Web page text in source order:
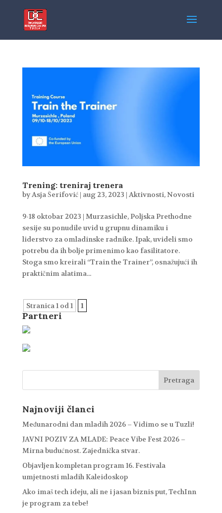
Trening: treniraj trenera
byAsja Šerifović| aug 23, 2023 | Aktivnosti,Novosti
9-18 oktobar 2023 | Murzasichle, Poljska Prethodne
sesije su ponudile uvid u grupnu dinamiku i
liderstvo za omladinske radnike. Ipak, uvideli smo
potrebu da ih bolje primenimo kao fasilitatore.
Stoga smo kreirali “Train the Trainer”, osnažujući ih
praktičnim alatima...
Stranica 1 od 1 1
Partneri
Najnoviji članci
Međunarodni dan mladih 2026 – Vidimo se u Tuzli!
JAVNI POZIV ZA MLADE: Peace Vibe Fest 2026 –
Mirna budućnost. Zajednička stvar.
Objavljen kompletan program 16. Festivala
umjetnosti mladih Kaleidoskop
Ako imaš tech ideju, ali ne i jasan biznis put, TechInn
je program za tebe!